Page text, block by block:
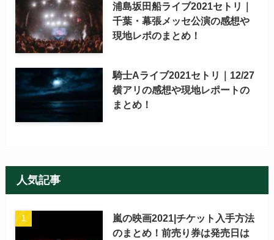
浦島坂田船ライブ2021セトリ｜
千葉・幕張メッセ公演の感想や
現地レポのまとめ！
騎士Aライブ2021セトリ｜12/27
横アリの感想や現地レポートの
まとめ！
人気記事
嵐の映画2021|チケット入手方法
のまとめ！前売り券は発売日は